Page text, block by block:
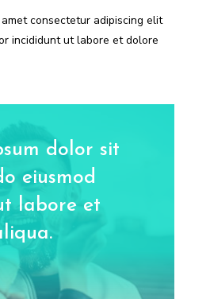
consectetur adipiscing elit
incididunt ut labore et dolore
dolor sit
eiusmod
labore et